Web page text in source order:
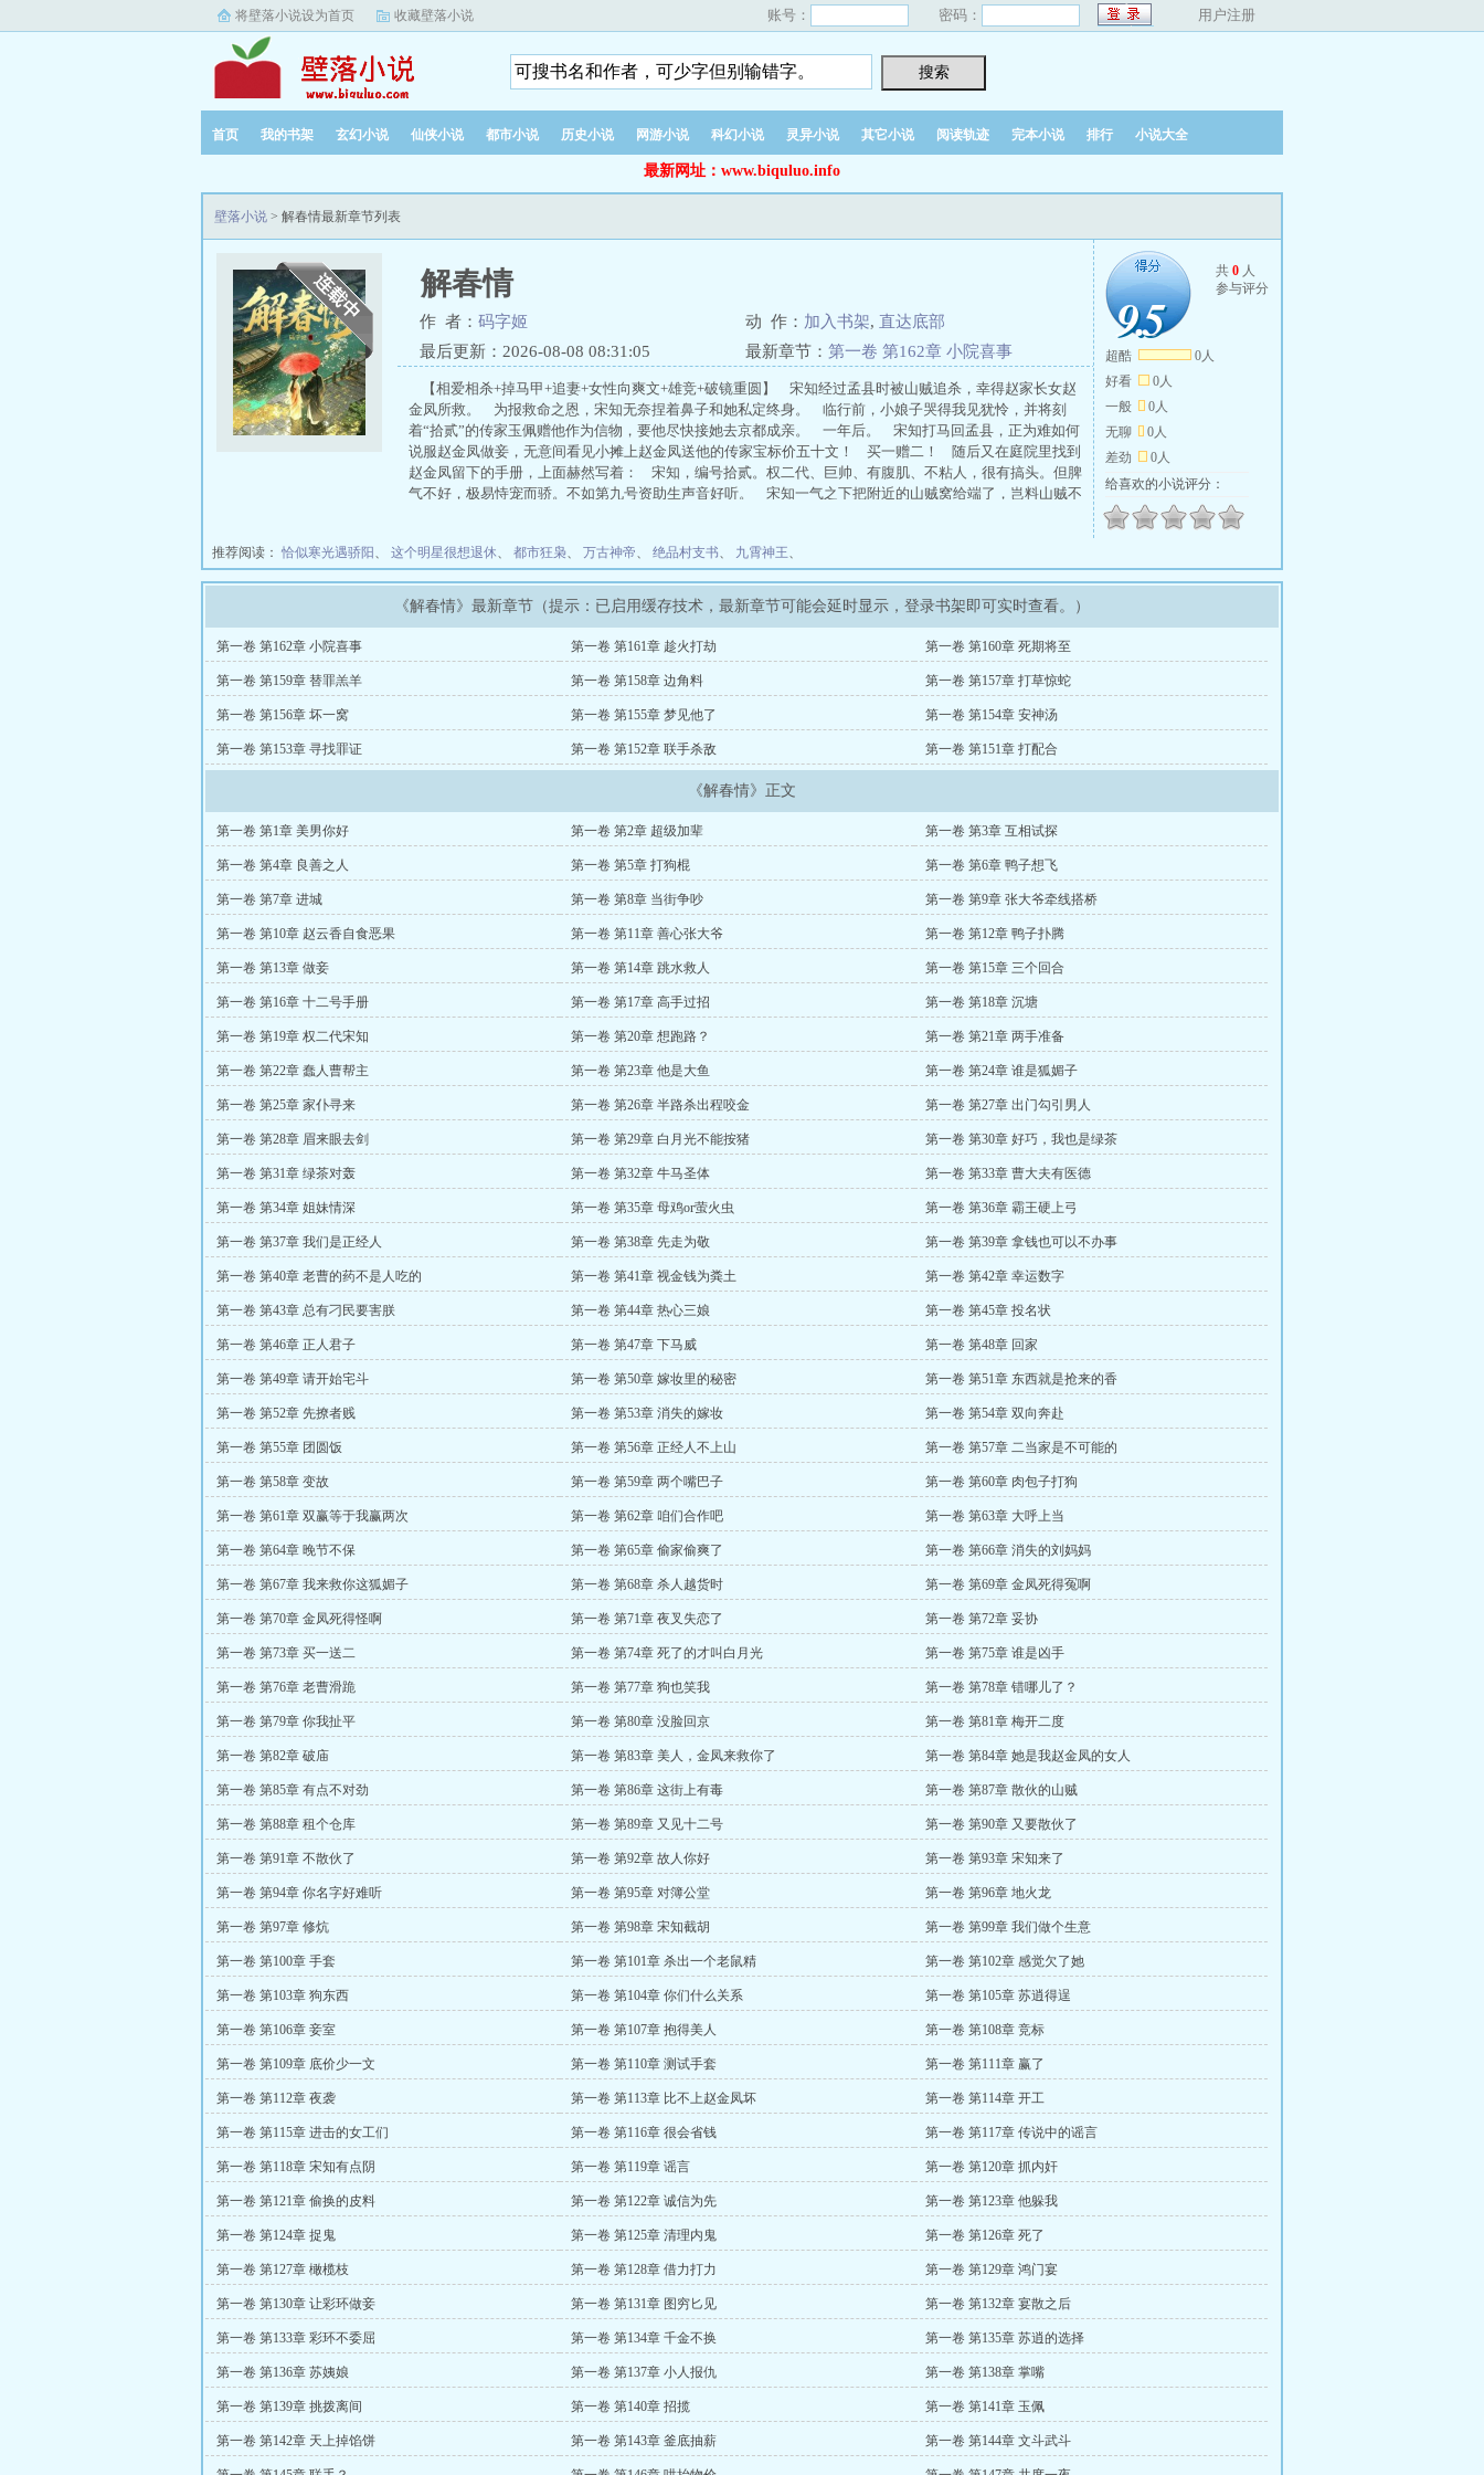
将壁落小说设为首页 收藏壁落小说 账号： 密码： 用户注册
首页 我的书架 玄幻小说 仙侠小说 都市小说 历史小说 网游小说 科幻小说 灵异小说 其它小说 阅读轨迹 完本小说 排行 小说大全
最新网址：www.biquluo.info
壁落小说 > 解春情最新章节列表
解春情
作 者： 码字姬 动 作： 加入书架, 直达底部
最后更新：2026-08-08 08:31:05
最新章节： 第一卷 第162章 小院喜事
【相爱相杀+掉马甲+追妻+女性向爽文+雄竞+破镜重圆】 宋知经过孟县时被山贼追杀，幸得赵家长女赵
金凤所救。 为报救命之恩，宋知无奈捏着鼻子和她私定终身。 临行前，小娘子哭得我见犹怜，并将刻
着“拾贰”的传家玉佩赠他作为信物，要他尽快接她去京都成亲。 一年后。 宋知打马回孟县，正为难如何
说服赵金凤做妾，无意间看见小摊上赵金凤送他的传家宝标价五十文！ 买一赠二！ 随后又在庭院里找到
赵金凤留下的手册，上面赫然写着： 宋知，编号拾贰。权二代、巨帅、有腹肌、不粘人，很有搞头。但脾
气不好，极易恃宠而骄。不如第九号资助生声音好听。 宋知一气之下把附近的山贼窝给端了，岂料山贼不
君。 大婚前一晚，有人自称是她夫婿上门，证物便是那枚刻着“拾贰”的玉佩。 柔柔月色中，门前却立着
一满脸哀怨的阴湿男鬼，手里还抓着另一个人。 宋知冷笑看她：“赵金凤，我把第九号也抓来了，来，最后
问你一遍，我和他声音谁好听？”
9.5
9.5
共 0 人
参与评分
超酷
0人
好看
0人
一般
0人
无聊
0人
差劲
0人
给喜欢的小说评分：
推荐阅读： 恰似寒光遇骄阳 、 这个明星很想退休、 都市狂枭、 万古神帝、 绝品村支书、 九霄神王、
《解春情》最新章节（提示：已启用缓存技术，最新章节可能会延时显示，登录书架即可实时查看。）
第一卷 第162章 小院喜事 第一卷 第161章 趁火打劫 第一卷 第160章 死期将至
第一卷 第159章 替罪羔羊 第一卷 第158章 边角料 第一卷 第157章 打草惊蛇
第一卷 第156章 坏一窝 第一卷 第155章 梦见他了 第一卷 第154章 安神汤
第一卷 第153章 寻找罪证 第一卷 第152章 联手杀敌 第一卷 第151章 打配合
《解春情》正文
第一卷 第1章 美男你好 第一卷 第2章 超级加辈 第一卷 第3章 互相试探
第一卷 第4章 良善之人 第一卷 第5章 打狗棍 第一卷 第6章 鸭子想飞
第一卷 第7章 进城 第一卷 第8章 当街争吵 第一卷 第9章 张大爷牵线搭桥
第一卷 第10章 赵云香自食恶果 第一卷 第11章 善心张大爷 第一卷 第12章 鸭子扑腾
第一卷 第13章 做妾 第一卷 第14章 跳水救人 第一卷 第15章 三个回合
第一卷 第16章 十二号手册 第一卷 第17章 高手过招 第一卷 第18章 沉塘
第一卷 第19章 权二代宋知 第一卷 第20章 想跑路？ 第一卷 第21章 两手准备
第一卷 第22章 蠢人曹帮主 第一卷 第23章 他是大鱼 第一卷 第24章 谁是狐媚子
第一卷 第25章 家仆寻来 第一卷 第26章 半路杀出程咬金 第一卷 第27章 出门勾引男人
第一卷 第28章 眉来眼去剑 第一卷 第29章 白月光不能按猪 第一卷 第30章 好巧，我也是绿茶
第一卷 第31章 绿茶对轰 第一卷 第32章 牛马圣体 第一卷 第33章 曹大夫有医德
第一卷 第34章 姐妹情深 第一卷 第35章 母鸡or萤火虫 第一卷 第36章 霸王硬上弓
第一卷 第37章 我们是正经人 第一卷 第38章 先走为敬 第一卷 第39章 拿钱也可以不办事
第一卷 第40章 老曹的药不是人吃的 第一卷 第41章 视金钱为粪土 第一卷 第42章 幸运数字
第一卷 第43章 总有刁民要害朕 第一卷 第44章 热心三娘 第一卷 第45章 投名状
第一卷 第46章 正人君子 第一卷 第47章 下马威 第一卷 第48章 回家
第一卷 第49章 请开始宅斗 第一卷 第50章 嫁妆里的秘密 第一卷 第51章 东西就是抢来的香
第一卷 第52章 先撩者贱 第一卷 第53章 消失的嫁妆 第一卷 第54章 双向奔赴
第一卷 第55章 团圆饭 第一卷 第56章 正经人不上山 第一卷 第57章 二当家是不可能的
第一卷 第58章 变故 第一卷 第59章 两个嘴巴子 第一卷 第60章 肉包子打狗
第一卷 第61章 双赢等于我赢两次 第一卷 第62章 咱们合作吧 第一卷 第63章 大呼上当
第一卷 第64章 晚节不保 第一卷 第65章 偷家偷爽了 第一卷 第66章 消失的刘妈妈
第一卷 第67章 我来救你这狐媚子 第一卷 第68章 杀人越货时 第一卷 第69章 金凤死得冤啊
第一卷 第70章 金凤死得怪啊 第一卷 第71章 夜叉失恋了 第一卷 第72章 妥协
第一卷 第73章 买一送二 第一卷 第74章 死了的才叫白月光 第一卷 第75章 谁是凶手
第一卷 第76章 老曹滑跪 第一卷 第77章 狗也笑我 第一卷 第78章 错哪儿了？
第一卷 第79章 你我扯平 第一卷 第80章 没脸回京 第一卷 第81章 梅开二度
第一卷 第82章 破庙 第一卷 第83章 美人，金凤来救你了 第一卷 第84章 她是我赵金凤的女人
第一卷 第85章 有点不对劲 第一卷 第86章 这街上有毒 第一卷 第87章 散伙的山贼
第一卷 第88章 租个仓库 第一卷 第89章 又见十二号 第一卷 第90章 又要散伙了
第一卷 第91章 不散伙了 第一卷 第92章 故人你好 第一卷 第93章 宋知来了
第一卷 第94章 你名字好难听 第一卷 第95章 对簿公堂 第一卷 第96章 地火龙
第一卷 第97章 修炕 第一卷 第98章 宋知截胡 第一卷 第99章 我们做个生意
第一卷 第100章 手套 第一卷 第101章 杀出一个老鼠精 第一卷 第102章 感觉欠了她
第一卷 第103章 狗东西 第一卷 第104章 你们什么关系 第一卷 第105章 苏逍得逞
第一卷 第106章 妾室 第一卷 第107章 抱得美人 第一卷 第108章 竞标
第一卷 第109章 底价少一文 第一卷 第110章 测试手套 第一卷 第111章 赢了
第一卷 第112章 夜袭 第一卷 第113章 比不上赵金凤坏 第一卷 第114章 开工
第一卷 第115章 进击的女工们 第一卷 第116章 很会省钱 第一卷 第117章 传说中的谣言
第一卷 第118章 宋知有点阴 第一卷 第119章 谣言 第一卷 第120章 抓内奸
第一卷 第121章 偷换的皮料 第一卷 第122章 诚信为先 第一卷 第123章 他躲我
第一卷 第124章 捉鬼 第一卷 第125章 清理内鬼 第一卷 第126章 死了
第一卷 第127章 橄榄枝 第一卷 第128章 借力打力 第一卷 第129章 鸿门宴
第一卷 第130章 让彩环做妾 第一卷 第131章 图穷匕见 第一卷 第132章 宴散之后
第一卷 第133章 彩环不委屈 第一卷 第134章 千金不换 第一卷 第135章 苏逍的选择
第一卷 第136章 苏姨娘 第一卷 第137章 小人报仇 第一卷 第138章 掌嘴
第一卷 第139章 挑拨离间 第一卷 第140章 招揽 第一卷 第141章 玉佩
第一卷 第142章 天上掉馅饼 第一卷 第143章 釜底抽薪 第一卷 第144章 文斗武斗